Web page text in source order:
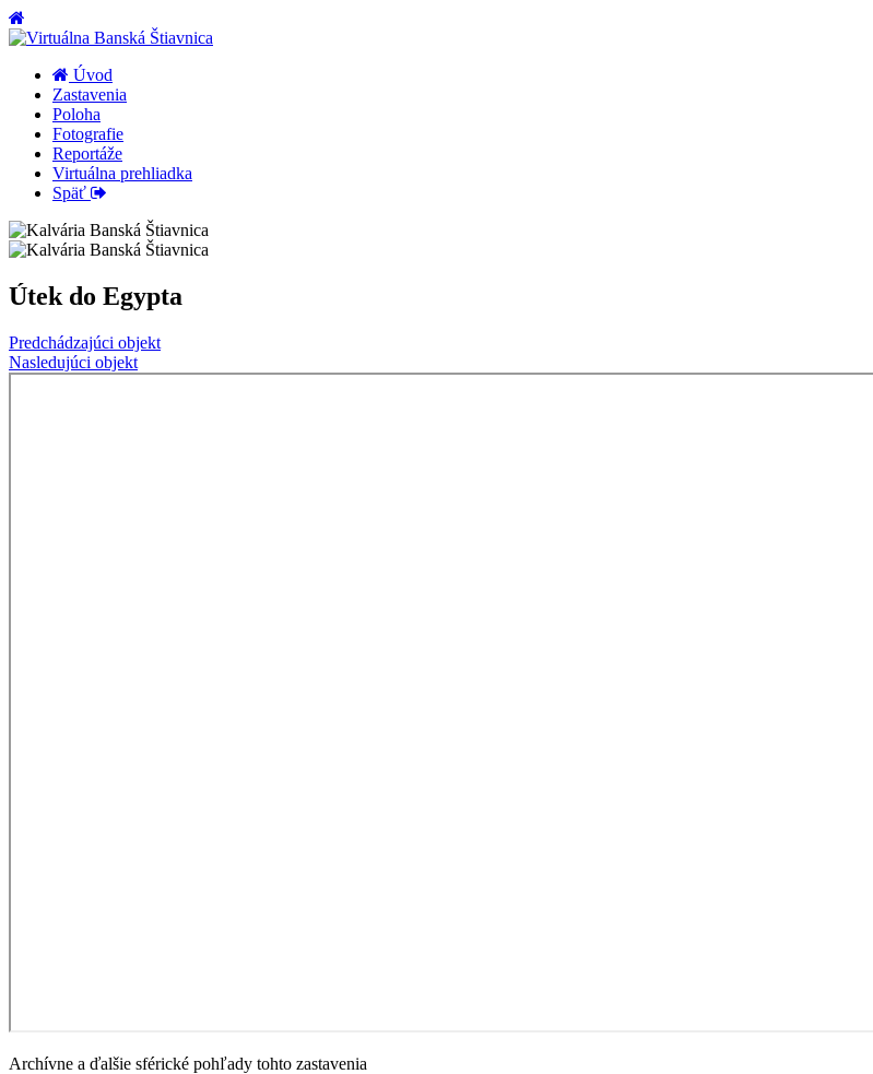
Úvod
Zastavenia
Poloha
Fotografie
Reportáže
Virtuálna prehliadka
Späť
Útek do Egypta
Predchádzajúci objekt
Nasledujúci objekt
Archívne a ďalšie sférické pohľady tohto zastavenia